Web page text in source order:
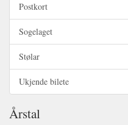
Postkort
Sogelaget
Stølar
Ukjende bilete
Årstal